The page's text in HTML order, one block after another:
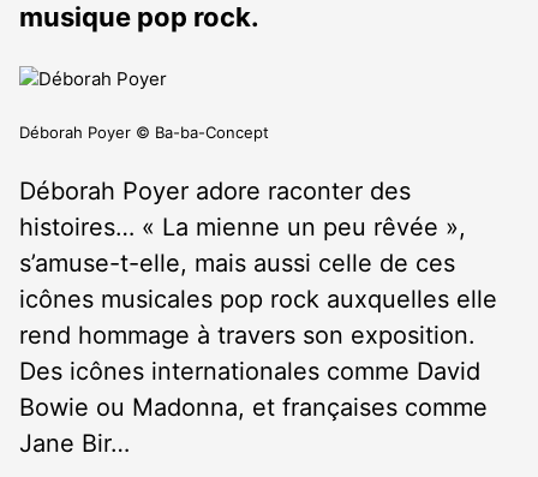
musique pop rock.
Déborah Poyer © Ba-ba-Concept
Déborah Poyer adore raconter des
histoires… « La mienne un peu rêvée »,
s’amuse-t-elle, mais aussi celle de ces
icônes musicales pop rock auxquelles elle
rend hommage à travers son exposition.
Des icônes internationales comme David
Bowie ou Madonna, et françaises comme
Jane Bir…